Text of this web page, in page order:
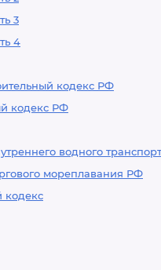
3
4
кодекс РФ
кодекс РФ
водного
мореплавания РФ
кодекс